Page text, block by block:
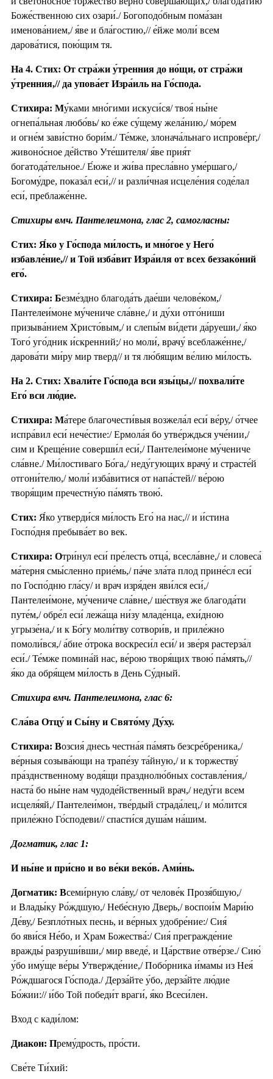
Боже́ственною сих озари́./ Богоподо́бным пома́зан
именова́нием,/ я́ве и бла́гостию,// е́йже моли́ всем
дарова́тися, пою́щим тя.
На 4. Стих: От стра́жи у́тренния до но́щи, от стра́жи
у́тренния,// да упова́ет Изра́иль на Го́спода.
Стихира: Му́ками мно́гими искуси́ся/ твоя́ ны́не
огнепа́льная любо́вь/ ко е́же су́щему жела́нию,/ мо́рем
и огне́м зави́стно бори́м./ Те́мже, злонача́льнаго испрове́рг,/
живоно́сное де́йство Уте́шителя/ я́ве прия́т
богатода́тельное./ Е́юже и жи́ва пресла́вно уме́ршаго,/
Богому́дре, показа́л еси́,// и разли́чная исцеле́ния соде́лал
еси́, преблаже́нне.
Стихиры вмч. Пантелеимона, глас 2, самогласны:
Стих: Я́ко у Го́спода ми́лость, и мно́гое у Него́
избавле́ние,// и Той изба́вит Изра́иля от всех беззако́ний
его́.
Стихира: Безме́здно благода́ть дае́ши челове́ком,/
Пантелеи́моне му́чениче сла́вне,/ и ду́хи отго́ниши
призыва́нием Христо́вым,/ и слепы́м ви́дети да́руеши,/ я́ко
Того́ уго́дник и́скренний;/ но моли́, врачу́ всеблаже́нне,/
дарова́ти ми́ру мир тверд// и тя лю́бящим ве́лию ми́лость.
На 2. Стих: Хвали́те Го́спода вси язы́цы,// похвали́те
Его́ вси лю́дие.
Стихира: Ма́тере благочести́выя возжела́л еси́ ве́ру,/ о́тчее
испра́вил еси́ нече́стие:/ Ермола́я бо утве́рждься уче́нии,/
сим и Креще́ние соверши́л еси́,/ Пантелеи́моне му́чениче
сла́вне./ Ми́лостиваго Бо́га,/ неду́гующих врачу́ и страсте́й
отгони́телю,/ моли́ изба́витися от напа́стей// ве́рою
творя́щим пречестну́ю па́мять твою́.
Стих: Я́ко утверди́ся ми́лость Его́ на нас,// и и́стина
Госпо́дня пребыва́ет во век.
Стихира: Отри́нул еси́ пре́лесть отца́, всесла́вне,/ и словеса́
ма́терня смы́сленно прие́мь,/ па́че зла́та плод прине́сл еси́
по Госпо́дню гла́су/ и врач изря́ден яви́лся еси́,/
Пантелеи́моне, му́чениче сла́вне,/ ше́ствуя же благода́ти
путе́м,/ обре́л еси́ лежа́ща ни́зу младе́нца, ехи́дною
угрызе́на,/ и к Бо́гу моли́тву сотвори́в, и приле́жно
помоли́вся,/ а́бие о́трока воскреси́л еси́/ и зве́ря растерза́л
еси́./ Те́мже помина́й нас, ве́рою творя́щих твою́ па́мять,//
я́ко да обря́щем ми́лость в День Су́дный.
Стихира вмч. Пантелеимона, глас 6:
Сла́ва Отцу́ и Сы́ну и Свято́му Ду́ху.
Стихира: Возсия́ днесь честна́я па́мять безсре́бреника,/
ве́рныя созыва́ющи на трапе́зу та́йную,/ и к торжеству́
пра́зднственному водя́щи празднолю́бных составле́ния,/
наста́ бо ны́не нам чудоде́йственный врач,/ неду́ги всем
исцеля́яй,/ Пантелеи́мон, тве́рдый страда́лец,/ и мо́лится
приле́жно Го́сподеви// спасти́ся душа́м на́шим.
Догматик, глас 1:
И ны́не и при́сно и во ве́ки веко́в. Ами́нь.
Догматик: Всеми́рную сла́ву,/ от челове́к Прозя́бшую,/
и Влады́ку Ро́ждшую,/ Небе́сную Дверь,/ воспои́м Мари́ю
Де́ву,/ Безпло́тных песнь, и ве́рных удобре́ние:/ Сия́
бо яви́ся Не́бо, и Храм Божества́:/ Сия́ прегражде́ние
вражды́ разруши́вши,/ мир введе́, и Ца́рствие отве́рзе./ Сию́
у́бо иму́ще ве́ры Утвержде́ние,/ Побо́рника и́мамы из Нея́
Ро́ждшагося Го́спода./ Дерза́йте у́бо, дерза́йте лю́дие
Бо́жии:// и́бо Той победи́т враги́, я́ко Всеси́лен.
Вход с кади́лом:
Диакон: Прему́дрость, про́сти.
Све́те Ти́хий: